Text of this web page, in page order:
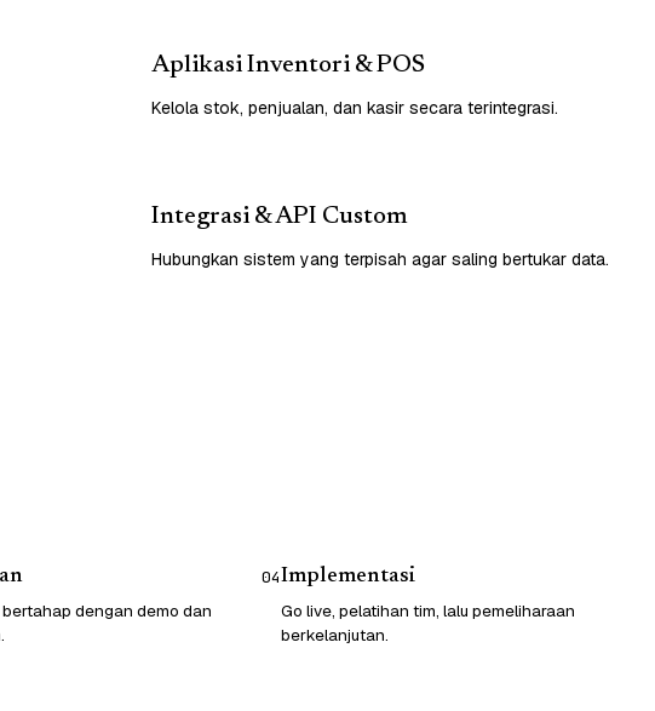
Aplikasi Inventori & POS
Kelola stok, penjualan, dan kasir secara terintegrasi.
Integrasi & API Custom
Hubungkan sistem yang terpisah agar saling bertukar data.
dengan demo dan
04Implementasi
Go live, pelatihan tim, lalu pemeliharaan
berkelanjutan.